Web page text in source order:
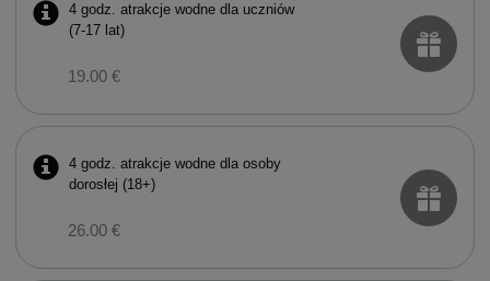
4 godz. atrakcje wodne dla uczniów
(7-17 lat)
19.00 €
4 godz. atrakcje wodne dla osoby
dorosłej (18+)
26.00 €